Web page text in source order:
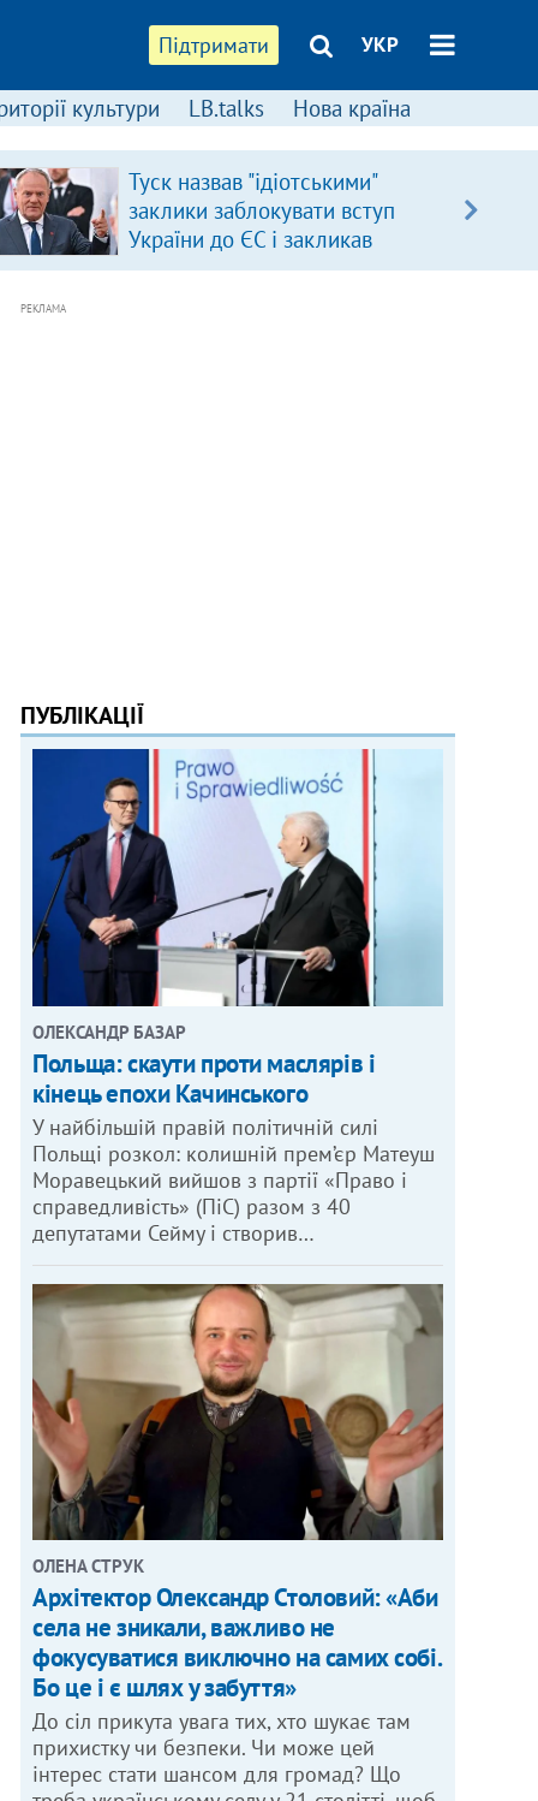
Підтримати УКР
культури LB.talks Нова країна
Туск назвав "ідіотськими"
заклики заблокувати вступ
України до ЄС і закликав
припинити антиукраїнську
РЕКЛАМА
ПУБЛІКАЦІЇ
ОЛЕКСАНДР БАЗАР
Польща: скаути проти маслярів і
кінець епохи Качинського
У найбільшій правій політичній силі
Польщі розкол: колишній прем’єр Матеуш
Моравецький вийшов з партії «Право і
справедливість» (ПіС) разом з 40
депутатами Сейму і створив…
ОЛЕНА СТРУК
Архітектор Олександр Столовий: «Аби
села не зникали, важливо не
фокусуватися виключно на самих собі.
Бо це і є шлях у забуття»
До сіл прикута увага тих, хто шукає там
прихистку чи безпеки. Чи може цей
інтерес стати шансом для громад? Що